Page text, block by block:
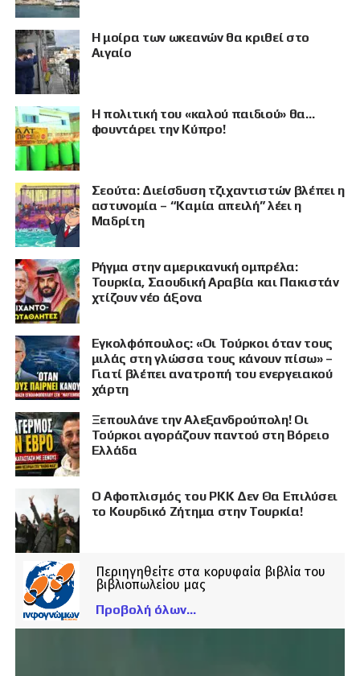
Η μοίρα των ωκεανών θα κριθεί στο
Αιγαίο
Η πολιτική του «καλού παιδιού» θα…
φουντάρει την Κύπρο!
Σεούτα: Διείσδυση τζιχαντιστών βλέπει η
αστυνομία – “Καμία απειλή” λέει η
Μαδρίτη
Ρήγμα στην αμερικανική ομπρέλα:
Τουρκία, Σαουδική Αραβία και Πακιστάν
χτίζουν νέο άξονα
Εγκολφόπουλος: «Οι Τούρκοι όταν τους
μιλάς στη γλώσσα τους κάνουν πίσω» –
Γιατί βλέπει ανατροπή του ενεργειακού
χάρτη
Ξεπουλάνε την Αλεξανδρούπολη! Οι
Τούρκοι αγοράζουν παντού στη Βόρειο
Ελλάδα
Ο Αφοπλισμός του PKK Δεν Θα Επιλύσει
το Κουρδικό Ζήτημα στην Τουρκία!
Περιηγηθείτε στα κορυφαία βιβλία του
βιβλιοπωλείου μας
Προβολή όλων